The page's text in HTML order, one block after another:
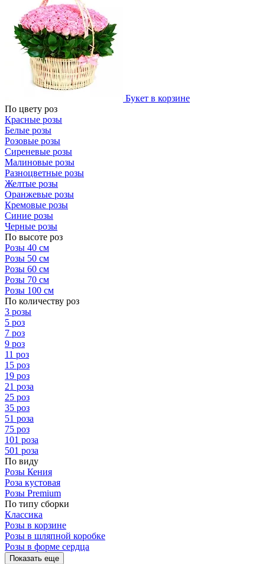
Букет в корзине
По цвету роз
Красные розы
Белые розы
Розовые розы
Сиреневые розы
Малиновые розы
Разноцветные розы
Желтые розы
Оранжевые розы
Кремовые розы
Синие розы
Черные розы
По высоте роз
Розы 40 см
Розы 50 см
Розы 60 см
Розы 70 см
Розы 100 см
По количеству роз
3 розы
5 роз
7 роз
9 роз
11 роз
15 роз
19 роз
21 роза
25 роз
35 роз
51 роза
75 роз
101 роза
501 роза
По виду
Розы Кения
Роза кустовая
Розы Premium
По типу сборки
Классика
Розы в корзине
Розы в шляпной коробке
Розы в форме сердца
Показать еще